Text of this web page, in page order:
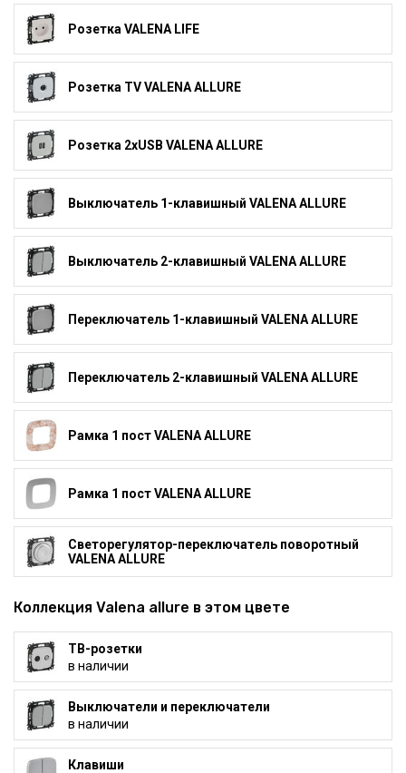
Розетка VALENA LIFE
Розетка TV VALENA ALLURE
Розетка 2xUSB VALENA ALLURE
Выключатель 1-клавишный VALENA ALLURE
Выключатель 2-клавишный VALENA ALLURE
Переключатель 1-клавишный VALENA ALLURE
Переключатель 2-клавишный VALENA ALLURE
Рамка 1 пост VALENA ALLURE
Рамка 1 пост VALENA ALLURE
Светорегулятор-переключатель поворотный
VALENA ALLURE
Коллекция Valena allure в этом цвете
ТВ-розетки
в наличии
Выключатели и переключатели
в наличии
Клавиши